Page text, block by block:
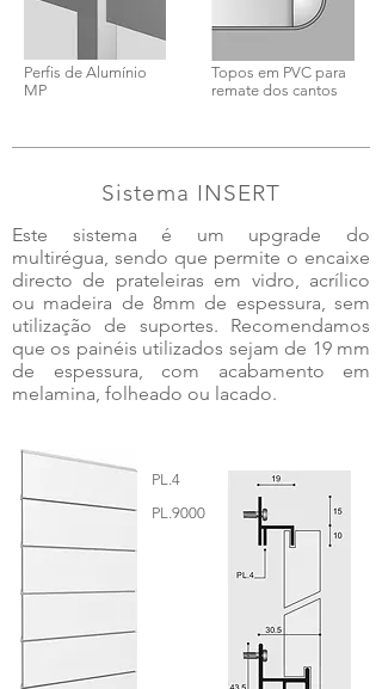
Perfis de Alumínio
MP
Topos em PVC para
remate dos cantos
Sistema INSERT
Este sistema é um upgrade do
multirégua, sendo que permite o encaixe
directo de prateleiras em vidro, acrílico
ou madeira de 8mm de espessura, sem
utilização de suportes. Recomendamos
que os painéis utilizados sejam de 19 mm
de espessura, com acabamento em
melamina, folheado ou lacado.
PL.4
PL.9000